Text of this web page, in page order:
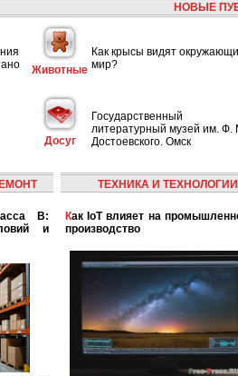
НОВЫЕ
Животные
Как крысы видят
мир?
Досуг
Государственный
литературный музей им. Ф.
Достоевского. Омск
и
ТЕХНИКА И ТЕХНОЛОГИИ
Как IoT влияет на промышленность и
производство